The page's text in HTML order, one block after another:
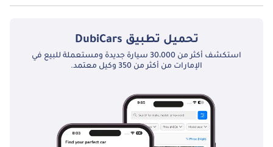
نعم توفر هيونداي إلانترا Smart 1.6L فتحة السقف كخيار.
تحميل تطبيق DubiCars
استكشف أكثر من 30،000 سيارة جديدة ومستعملة للبيع في
الإمارات من أكثر من 350 وكيل معتمد.